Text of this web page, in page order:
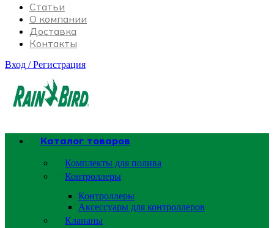
Статьи
О компании
Доставка
Контакты
Вход / Регистрация
Каталог товаров
Комплекты для полива
Контроллеры
Контроллеры
Аксессуары для контроллеров
Клапаны